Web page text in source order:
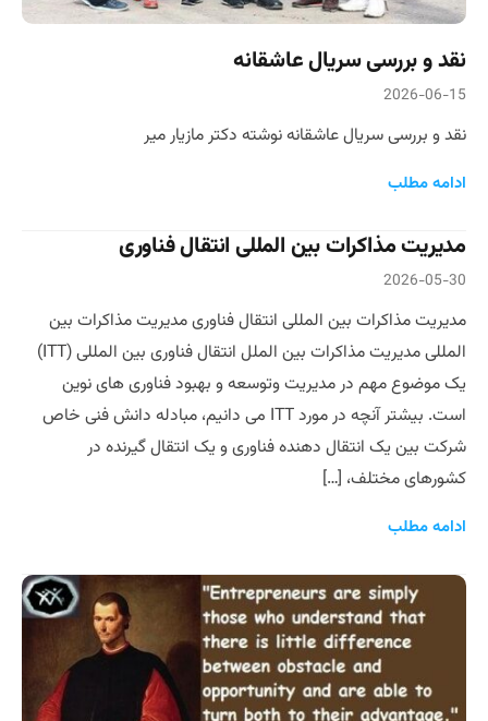
نقد و بررسی سریال عاشقانه
2026-06-15
نقد و بررسی سریال عاشقانه نوشته دکتر مازیار میر
ادامه مطلب
مدیریت مذاکرات بین المللی انتقال فناوری
2026-05-30
مدیریت مذاکرات بین المللی انتقال فناوری مدیریت مذاکرات بین
المللی مدیریت مذاکرات بین الملل انتقال فناوری بین المللی (ITT)
یک موضوع مهم در مدیریت وتوسعه و بهبود فناوری های نوین
است. بیشتر آنچه در مورد ITT می دانیم، مبادله دانش فنی خاص
شرکت بین یک انتقال دهنده فناوری و یک انتقال گیرنده در
کشورهای مختلف، […]
ادامه مطلب